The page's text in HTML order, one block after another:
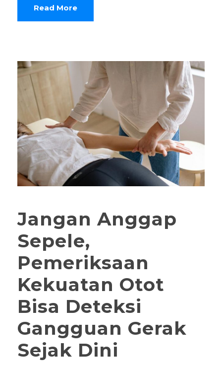
Read More
Jangan Anggap
Sepele,
Pemeriksaan
Kekuatan Otot
Bisa Deteksi
Gangguan Gerak
Sejak Dini